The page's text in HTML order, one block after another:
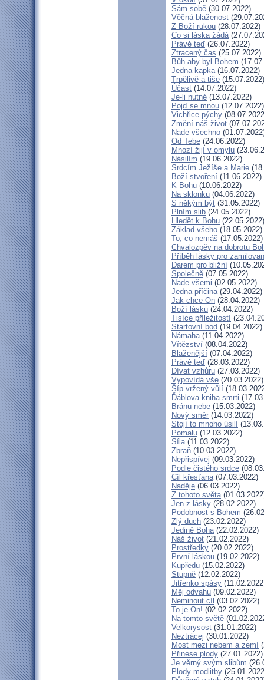
Sám sobě (30.07.2022)
Věčná blaženost
Z Boží rukou (28.07.2022)
Co si láska žádá
Právě teď (26.07.2022)
Ztracený čas (25.07.2022)
Bůh aby byl Bohem
Jedna kapka(16.07.2022)
Trpělivě a tiše (15.07.2022)
Účast (14.07.2022)
Je-li nutné (13.07.2022)
Pojď se mnou (12.07.2022)
Vichřice pýchy
Změní náš život
Nade všechno
Od Tebe (24.06.2022)
Mnozí žijí v omylu
Násilím (19.06.2022)
Srdcím Ježíše a Marie
Boží stvoření (11.06.2022)
K Bohu (10.06.2022)
Na sklonku (04.06.2022)
S někým být (31.05.2022)
Plním slib (24.05.2022)
Hledět k Bohu (22.05.2022)
Základ všeho (18.05.2022)
To, co nemáš (17.05.2022)
Chvalozpěv na dobrotu
Příběh lásky pro
Darem pro bližní
Společně (07.05.2022)
Nade všemi (02.05.2022)
Jedna příčina(29.04.2022)
Jak chce On (28.04.2022)
Boží lásku (24.04.2022)
Tisíce příležitostí
Startovní bod (19.04.2022)
Námaha(11.04.2022)
Vítězství (08.04.2022)
Blaženější (07.04.2022)
Právě teď (28.03.2022)
Dívat vzhůru (27.03.2022)
Vypovídá vše (20.03.2022)
Šíp vržený vůlí
Ďáblova kniha smrti
Bránu nebe (15.03.2022)
Nový směr (14.03.2022)
Stojí to mnoho úsilí
Pomalu (12.03.2022)
Síla(11.03.2022)
Zbraň (10.03.2022)
Nepřispívej (09.03.2022)
Podle čistého srdce
Cíl křesťana(07.03.2022)
Naděje (06.03.2022)
Z tohoto světa
Jen z lásky (28.02.2022)
Podobnost s Bohem
Zlý duch (23.02.2022)
Jedině Boha(22.02.2022)
Náš život (21.02.2022)
Prostředky (20.02.2022)
První láskou (19.02.2022)
Kupředu (15.02.2022)
Stupně (12.02.2022)
Jitřenko spásy
Měj odvahu (09.02.2022)
Neminout cíl (03.02.2022)
To je On! (02.02.2022)
Na tomto světě
Velkorysost (31.01.2022)
Neztrácej (30.01.2022)
Most mezi nebem a zemí
Přinese plody (27.01.2022)
Je věrný svým slibům
Plody modlitby